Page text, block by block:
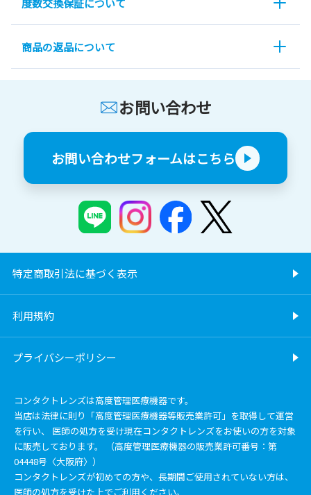
商品の返品について
お問い合わせ
お問い合わせフォームはこちら
特定商取引法に基づく表示
利用規約
プライバシーポリシー
コンタクトレンズは高度管理医療機器です。
当店は法律に則り「高度管理医療機器等販売業許可」を取得して運営
を行い、 医師の処方を受け現在コンタクトレンズをお使いの方を対象
に販売しております。 （高度管理医療機器の販売業許可番号：第
04448号〈大阪府〉）
コンタクトレンズが初めての方や、長期間ご使用されていない方は、
医師の処方を受けた上でご利用ください。